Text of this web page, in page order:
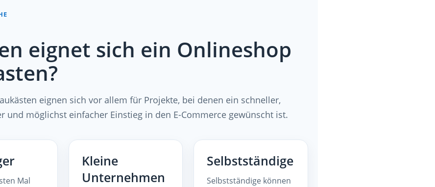
eignet sich ein Onlineshop
eignen sich vor allem für Projekte, bei denen ein schneller,
und möglichst einfacher Einstieg in den E-Commerce gewünscht ist.
Mal
Kleine
Unternehmen
Selbstständige
Selbstständige können